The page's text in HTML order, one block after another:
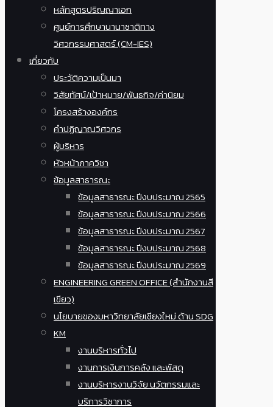
หลักสูตรปริญญาเอก
ศูนย์การศึกษานานาชาติทาง
วิศวกรรมศาสตร์ (CM-IES)
เกี่ยวกับ
ประวัติความเป็นมา
วิสัยทัศน์/เป้าหมาย/พันธกิจ/ค่านิยม
โครงสร้างองค์กร
คำปฏิญาณวิศวกร
ผู้บริหาร
หัวหน้าภาควิชา
ข้อมูลสาธารณะ
ข้อมูลสาธารณะ ปีงบประมาณ 2565
ข้อมูลสาธารณะ ปีงบประมาณ 2566
ข้อมูลสาธารณะ ปีงบประมาณ 2567
ข้อมูลสาธารณะ ปีงบประมาณ 2568
ข้อมูลสาธารณะ ปีงบประมาณ 2569
ENGINEERING GREEN OFFICE (สำนักงานสี
เขียว)
นโยบายของมหาวิทยาลัยเชียงใหม่ ด้าน SDG
KM
งานบริหารทั่วไป
งานการเงินการคลัง และพัสดุ
งานบริหารงานวิจัย นวัตกรรมและ
บริการวิชาการ